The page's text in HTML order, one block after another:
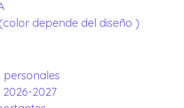
(color depende del diseño )
2027